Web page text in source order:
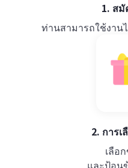
1. ส
ท่านสามารถใช้งาน
2. การ
เลือ
และป้อน